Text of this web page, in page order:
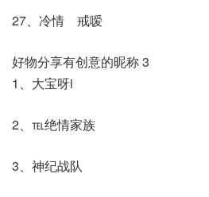
27、冷情ゞ戒嗳
好物分享有创意的昵称 3
1、大宝呀i
2、℡绝情家族
3、神纪战队